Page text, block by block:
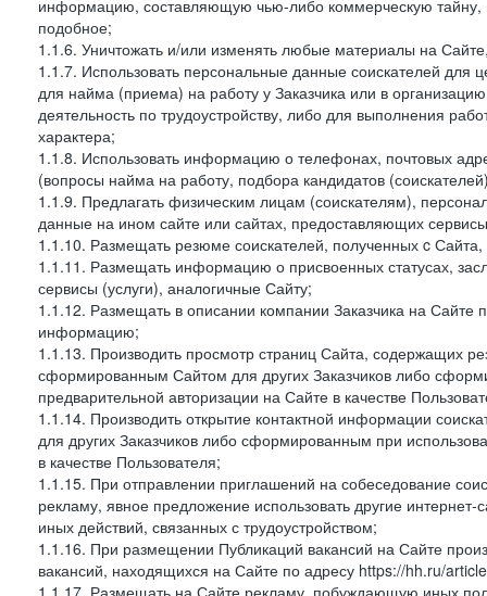
информацию, составляющую чью-либо коммерческую тайну,
подобное;
1.1.6. Уничтожать и/или изменять любые материалы на
1.1.7. Использовать персональные данные соискателей для
для найма (приема) на работу у Заказчика или в
деятельность по трудоустройству, либо для выполнения
характера;
1.1.8. Использовать информацию о телефонах, почтовых
(вопросы найма на работу, подбора кандидатов
1.1.9. Предлагать физическим лицам (соискателям),
данные на ином сайте или сайтах, предоставляющих
1.1.10. Размещать резюме соискателей, полученных c
1.1.11. Размещать информацию о присвоенных статусах,
сервисы (услуги), аналогичные Сайту;
1.1.12. Размещать в описании компании Заказчика на Сайте
информацию;
1.1.13. Производить просмотр страниц Сайта, содержащих
сформированным Сайтом для других Заказчиков либо
предварительной авторизации на Сайте в качестве
1.1.14. Производить открытие контактной информации
для других Заказчиков либо сформированным при
в качестве Пользователя;
1.1.15. При отправлении приглашений на собеседование
рекламу, явное предложение использовать другие
иных действий, связанных с трудоустройством;
1.1.16. При размещении Публикаций вакансий на Сайте
вакансий, находящихся на Сайте по адресу https://hh.ru/
1.1.17. Размещать на Сайте рекламу, побуждающую иных